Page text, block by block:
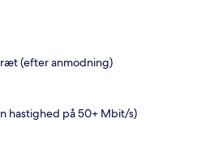
(efter anmodning)
hastighed på 50+ Mbit/s)